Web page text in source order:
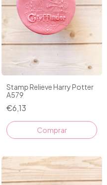
Stamp Relieve Harry Potter
A579
€6,13